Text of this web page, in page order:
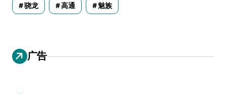
骁龙 高通 魅族
广告